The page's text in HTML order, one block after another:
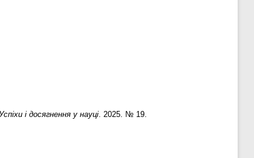
і досягнення у науці . 2025. № 19.